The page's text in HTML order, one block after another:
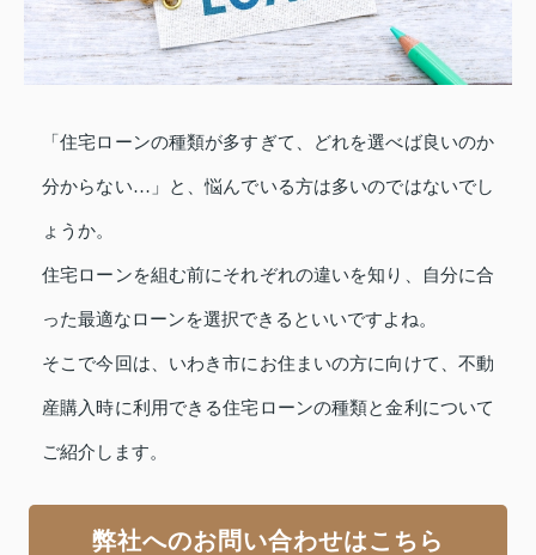
「住宅ローンの種類が多すぎて、どれを選べば良いのか
分からない…」と、悩んでいる方は多いのではないでし
ょうか。
住宅ローンを組む前にそれぞれの違いを知り、自分に合
った最適なローンを選択できるといいですよね。
そこで今回は、いわき市にお住まいの方に向けて、不動
産購入時に利用できる住宅ローンの種類と金利について
ご紹介します。
弊社へのお問い合わせはこちら